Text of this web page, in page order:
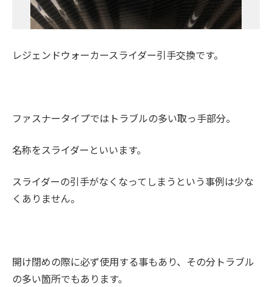
レジェンドウォーカースライダー引手交換です。
ファスナータイプではトラブルの多い取っ手部分。
名称をスライダーといいます。
スライダーの引手がなくなってしまうという事例は少な
くありません。
開け閉めの際に必ず使用する事もあり、その分トラブル
の多い箇所でもあります。